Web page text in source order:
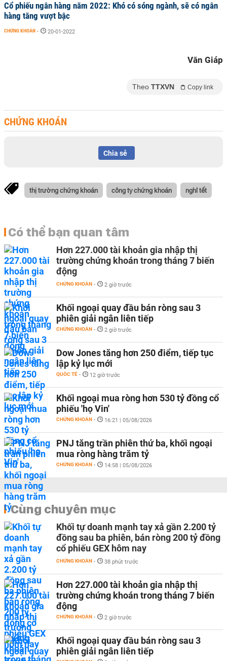
Cổ phiếu ngân hàng năm 2022: Khó có sóng ngành, sẽ có ngân
hàng tăng vượt bậc
CHỨNG KHOÁN - 20-01-2022
Văn Giáp
Theo TTXVN Copy link
CHỨNG KHOÁN
Chia sẻ
thị trường chứng khoán công ty chứng khoán nghỉ tết
Có thể bạn quan tâm
Hơn 227.000 tài khoản gia nhập thị
trường chứng khoán trong tháng 7 biến
động
CHỨNG KHOÁN - 2 giờ trước
Khối ngoại quay đầu bán ròng sau 3
phiên giải ngân liên tiếp
CHỨNG KHOÁN - 2 giờ trước
Dow Jones tăng hơn 250 điểm, tiếp tục
lập kỷ lục mới
QUỐC TẾ - 12 giờ trước
Khối ngoại mua ròng hơn 530 tỷ đồng cổ
phiếu 'họ Vin'
CHỨNG KHOÁN - 16:21 | 05/08/2026
PNJ tăng trần phiên thứ ba, khối ngoại
mua ròng hàng trăm tỷ
CHỨNG KHOÁN - 14:58 | 05/08/2026
Cùng chuyên mục
Khối tự doanh mạnh tay xả gần 2.200 tỷ
đồng sau ba phiên, bán ròng 200 tỷ đồng
cổ phiếu GEX hôm nay
CHỨNG KHOÁN - 38 phút trước
Hơn 227.000 tài khoản gia nhập thị
trường chứng khoán trong tháng 7 biến
động
CHỨNG KHOÁN - 2 giờ trước
Khối ngoại quay đầu bán ròng sau 3
phiên giải ngân liên tiếp